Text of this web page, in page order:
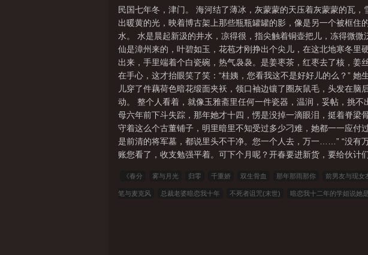
民国七年冬，津门。 海河结了薄冰，灰蒙蒙的天压着灰蒙蒙的瓦
出暖黄的光，映着博古架上那些瓶瓶罐罐的影，像是另一个被框
水。 水是晨起新汲的井水，凉得很，指尖触着铜壶把儿，冻得微
仙是漳州来的，叶碧如玉，花苞才刚挣出个尖儿，在这北地寒冬里
出来，手里端着个白瓷碗，热气袅袅。是姜枣茶，红枣去了核，
在手心，这才抬眼笑了笑：“桂姨，您看我这不是好好儿的么？”
儿穿了件藕荷色暗花缎面夹袄，领口袖边镶了圈灰鼠毛，头发在
动。 整个人看着，就像玉雅斋里任何一件瓷器，温润，妥帖，挑
母六年前下斗失踪，那年她才十四，愣是没掉一滴眼泪，挺着脊
守着这么个古董铺子，明里暗里不知受过多少刁难，她都一一应
是前清的将军墓，都说里头不干净。您一个人去，万一……” “没有
账您看了，收支勉强平着。可下个月呢？开春要进新货，要给伙计
《春分 雾与月光 归零 千重娇 双生骨血 那年那雨那你 前男友与现女
笔与麦克风 总裁老婆暗恋我十年 不死者诅咒(末世) 暗恋我十二年的学姐说她